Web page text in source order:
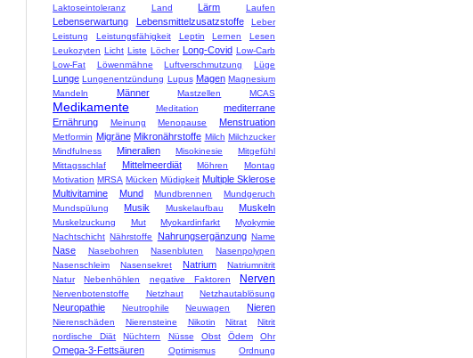
Laktoseintoleranz
Land Lärm Laufen
Lebenserwartung Lebensmittelzusatzstoffe
Leber
Leistung
Leistungsfähigkeit Leptin Lernen
Lesen
Leukozyten Licht Liste Löcher Long-Covid Low-Carb
Low-Fat
Löwenmähne Luftverschmutzung Lüge
Lunge Lungenentzündung Lupus Magen Magnesium
Mandeln
Männer Mastzellen MCAS
Medikamente Meditation
mediterrane
Ernährung
Meinung Menopause Menstruation
Metformin Migräne Mikronährstoffe Milch Milchzucker
Mindfulness
Mineralien Misokinesie
Mitgefühl
Mittagsschlaf
Mittelmeerdiät Möhren
Montag
Motivation MRSA Mücken Müdigkeit Multiple Sklerose
Multivitamine
Mund Mundbrennen
Mundgeruch
Mundspülung
Musik Muskelaufbau Muskeln
Muskelzuckung Mut Myokardinfarkt
Myokymie
Nachtschicht Nährstoffe Nahrungsergänzung Name
Nase Nasebohren Nasenbluten
Nasenpolypen
Nasenschleim
Nasensekret Natrium
Natriumnitrit
Natur
Nebenhöhlen negative Faktoren Nerven
Nervenbotenstoffe Netzhaut Netzhautablösung
Neuropathie Neutrophile Neuwagen Nieren
Nierenschäden Nierensteine Nikotin Nitrat
Nitrit
nordische Diät
Nüchtern Nüsse Obst Ödem Ohr
Omega-3-Fettsäuren Optimismus
Ordnung